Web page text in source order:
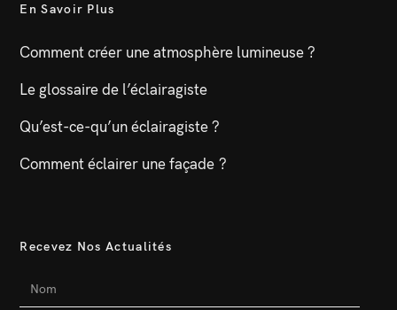
En Savoir Plus
Comment créer une atmosphère lumineuse ?
Le glossaire de l’éclairagiste
Qu’est-ce-qu’un éclairagiste ?
Comment éclairer une façade ?
Recevez Nos Actualités